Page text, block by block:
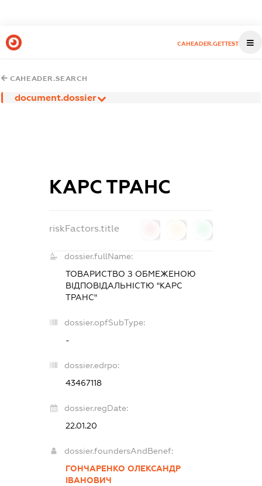
CAHEADER.GETTEST
CAHEADER.SEARCH
document.dossier
КАРС ТРАНС
riskFactors.title
dossier.fullName:
ТОВАРИСТВО З ОБМЕЖЕНОЮ
ВІДПОВІДАЛЬНІСТЮ "КАРС
ТРАНС"
dossier.opfSubType:
-
dossier.edrpo:
43467118
dossier.regDate:
22.01.20
dossier.foundersAndBenef:
ГОНЧАРЕНКО ОЛЕКСАНДР
ІВАНОВИЧ